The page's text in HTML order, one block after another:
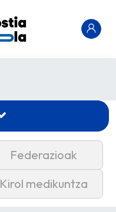
Federazioak
Kirol medikuntza